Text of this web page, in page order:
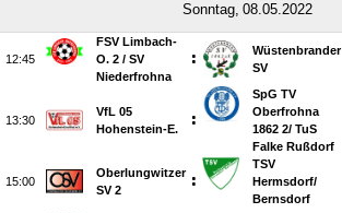
 

FSV Limbach-
O. 2 /​ SV
Niederfrohna
:
Wüstenbrander
SV

VfL 05
Hohenstein-E.
:
SpG TV
Oberfrohna
1862 2/​ TuS
Falke Rußdorf

Oberlungwitzer
SV 2
:
TSV
Hermsdorf/​
Bernsdorf